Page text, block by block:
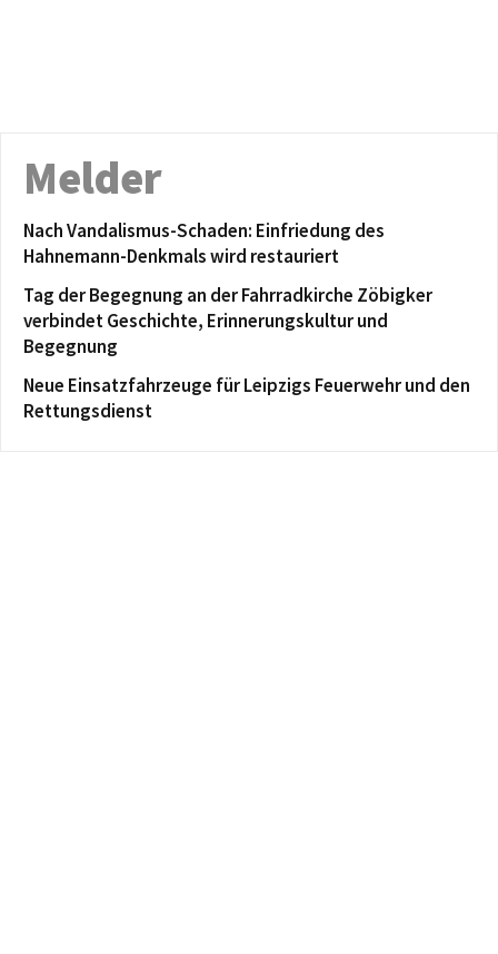
Melder
Nach Vandalismus-Schaden: Einfriedung des
Hahnemann-Denkmals wird restauriert
Tag der Begegnung an der Fahrradkirche Zöbigker
verbindet Geschichte, Erinnerungskultur und
Begegnung
Neue Einsatzfahrzeuge für Leipzigs Feuerwehr und den
Rettungsdienst